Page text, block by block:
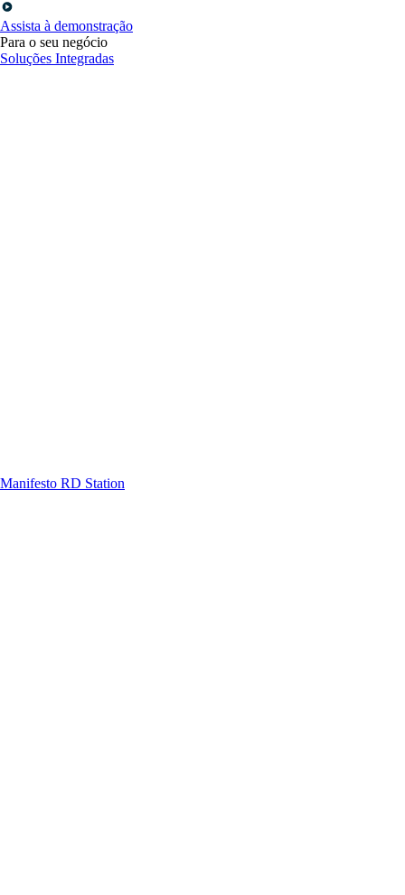
Assista à demonstração
Para o seu negócio
Soluções Integradas
Manifesto RD Station